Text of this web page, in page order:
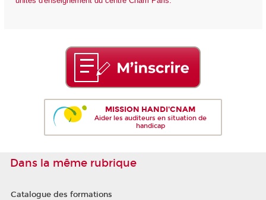
MISSION HANDI'CNAM
Aider les auditeurs en situation de
handicap
Dans la même rubrique
Catalogue des formations